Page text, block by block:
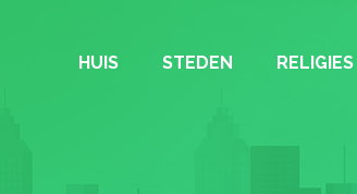
HUIS STEDEN RELIGIES